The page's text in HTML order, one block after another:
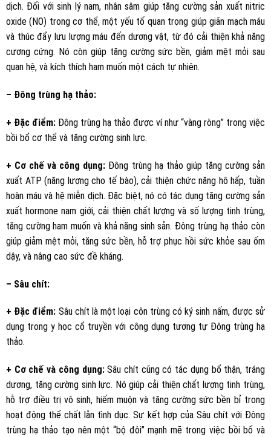
dịch. Đối với sinh lý nam, nhân sâm giúp tăng cường sản xuất nitric
oxide (NO) trong cơ thể, một yếu tố quan trọng giúp giãn mạch máu
và thúc đẩy lưu lượng máu đến dương vật, từ đó cải thiện khả năng
cương cứng. Nó còn giúp tăng cường sức bền, giảm mệt mỏi sau
quan hệ, và kích thích ham muốn một cách tự nhiên.
– Đông trùng hạ thảo:
+ Đặc điểm: Đông trùng hạ thảo được ví như “vàng ròng” trong việc
bồi bổ cơ thể và tăng cường sinh lực.
+ Cơ chế và công dụng: Đông trùng hạ thảo giúp tăng cường sản
xuất ATP (năng lượng cho tế bào), cải thiện chức năng hô hấp, tuần
hoàn máu và hệ miễn dịch. Đặc biệt, nó có tác dụng tăng cường sản
xuất hormone nam giới, cải thiện chất lượng và số lượng tinh trùng,
tăng cường ham muốn và khả năng sinh sản. Đông trùng hạ thảo còn
giúp giảm mệt mỏi, tăng sức bền, hỗ trợ phục hồi sức khỏe sau ốm
dậy, và nâng cao sức đề kháng.
– Sâu chít:
+ Đặc điểm: Sâu chít là một loại côn trùng có ký sinh nấm, được sử
dụng trong y học cổ truyền với công dụng tương tự Đông trùng hạ
thảo.
+ Cơ chế và công dụng:Sâu chít cũng có tác dụng bổ thận, tráng
dương, tăng cường sinh lực. Nó giúp cải thiện chất lượng tinh trùng,
hỗ trợ điều trị vô sinh, hiếm muộn và tăng cường sức bền bỉ trong
hoạt động thể chất lẫn tình dục. Sự kết hợp của Sâu chít với Đông
trùng hạ thảo tạo nên một “bộ đôi” mạnh mẽ trong việc bồi bổ và